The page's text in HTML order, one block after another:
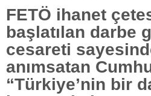
FETÖ ihanet
başlatılan darbe
cesareti
anımsatan
“Türkiye’nin bir